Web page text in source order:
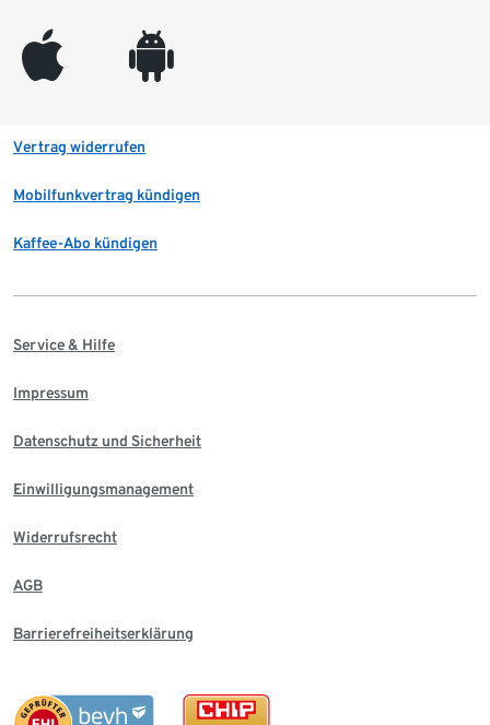
appleinc android
Vertrag widerrufen
Mobilfunkvertrag kündigen
Kaffee-Abo kündigen
Service & Hilfe
Impressum
Datenschutz und Sicherheit
Einwilligungsmanagement
Widerrufsrecht
AGB
Barrierefreiheitserklärung